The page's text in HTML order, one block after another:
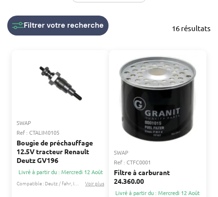
16 résultats
Filtrer votre recherche
SWAP
Ref : CTALIM0105
Bougie de préchauffage
12.5V tracteur Renault
Deutz GV196
Livré à partir du : Mercredi 12 Août
Compatible : Deutz / fahr Ihc / mccormick Voir plus
SWAP
Ref : CTFC0001
Filtre à carburant
24.360.00
Livré à partir du : Mercredi 12 Août